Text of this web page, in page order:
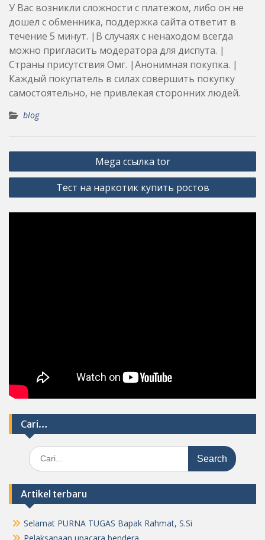
У Вас возникли сложности с платежом, либо он не
дошел с обменника, поддержка сайта ответит в
течение 5 минут. |В случаях с ненаходом всегда
можно пригласить модератора для диспута. |
Страны присутствия Омг. |Анонимная покупка. |
Каждый покупатель в силах совершить покупку
самостоятельно, не привлекая сторонних людей.
blog
Post
navigation
Mega ссылка tor
Тест на наркотик купить ростов
Cari…
Search
for:
Artikel terbaru
Selamat PURNA TUGAS Bapak Rahmat, S.Si